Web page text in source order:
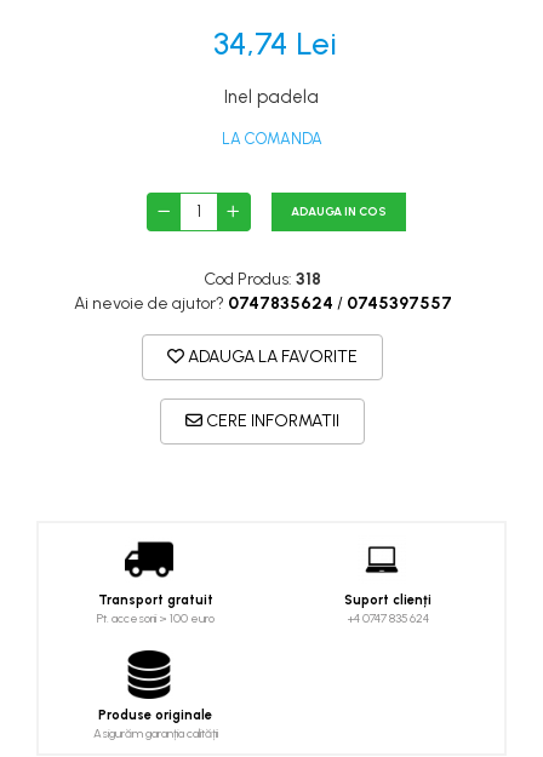
Pagăi canoe și SUP
Padele de ape repezi
Costume neopren
Șosete, mănuși, căciuli neopren
Haine thermo și protecție UV
Fuste de valuri
Siguranță, accesorii
Drybag - Saci impermeabili
Genți și portbagaje de biciclete
34,74 Lei
Inel padela
LA COMANDA
ADAUGA IN COS
Cod Produs: 318
Ai nevoie de ajutor? 0747835624 / 0745397557
ADAUGA LA FAVORITE
CERE INFORMATII
Transport gratuit
Pt. accesorii > 100 euro
Suport clienți
+4 0747 835 624
Produse originale
Asigurăm garanția calității